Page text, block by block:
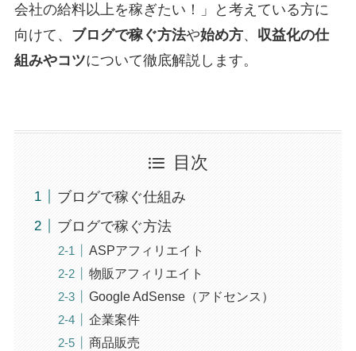
会社の給料以上を稼ぎたい！」と考えている方に
向けて、 ブログで稼ぐ方法や始め方、 収益化の仕
組みやコツについて徹底解説します。
目次
ブログで稼ぐ仕組み
ブログで稼ぐ方法
ASPアフィリエイト
物販アフィリエイト
Google AdSense（アドセンス）
企業案件
商品販売